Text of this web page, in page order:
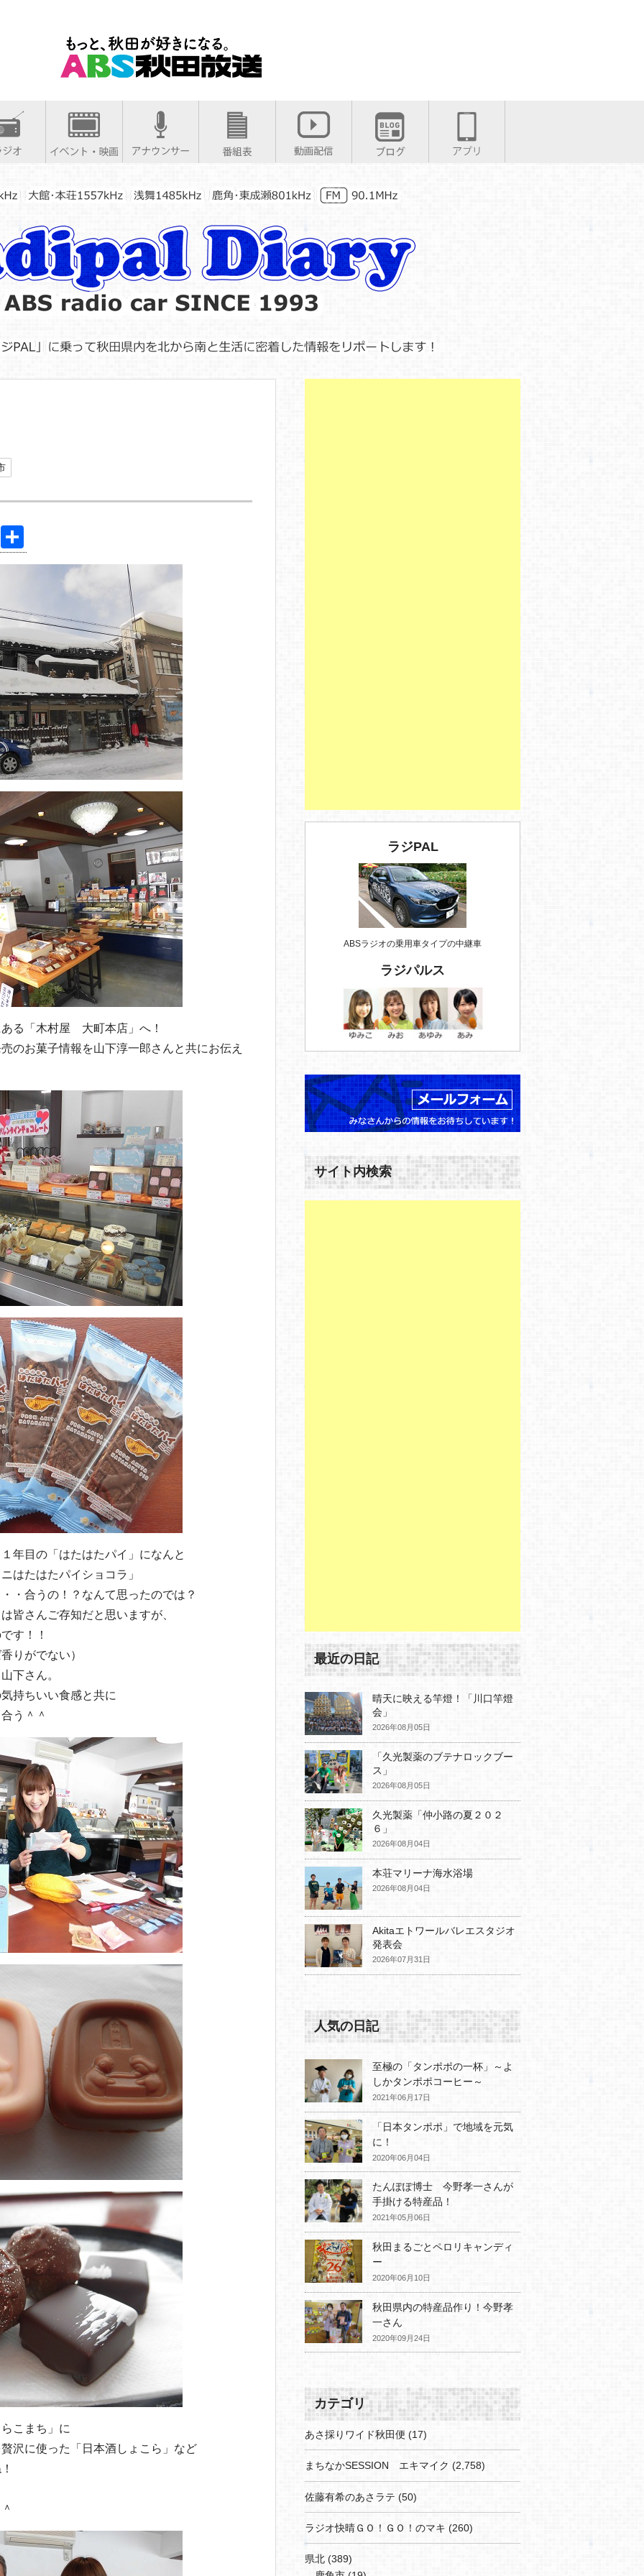
Pi
有
る「木村屋 大町本店」へ！
のお菓子情報を山下淳一郎さんと共にお伝え
年目の「はたはたパイ」になんと
はたはたパイショコラ」
・合うの！？なんて思ったのでは？
皆さんご存知だと思いますが、
す！！
りがでない）
下さん。
持ちいい食感と共に
う＾＾
こまち」に
沢に使った「日本酒しょこら」など
ラジPAL
ABSラジオの乗用車タイプの中継車
ラジパルス
サイト内検索
最近の日記
晴天に映える竿燈！「川口竿燈
会」
2026年08月05日
「久光製薬のブテナロックブー
ス」
2026年08月05日
久光製薬「仲小路の夏２０２
６」
2026年08月04日
本荘マリーナ海水浴場
2026年08月04日
Akitaエトワールバレエスタジオ
発表会
2026年07月31日
人気の日記
至極の「タンポポの一杯」～よ
しかタンポポコーヒー～
2021年06月17日
「日本タンポポ」で地域を元気
に！
2020年06月04日
たんぽぽ博士 今野孝一さんが
手掛ける特産品！
2021年05月06日
秋田まるごとペロリキャンディ
ー
2020年06月10日
秋田県内の特産品作り！今野孝
一さん
2020年09月24日
カテゴリ
あさ採りワイド秋田便 (17)
まちなかSESSION エキマイク (2,758)
佐藤有希のあさラテ (50)
ラジオ快晴ＧＯ！ＧＯ！のマキ (260)
県北 (389)